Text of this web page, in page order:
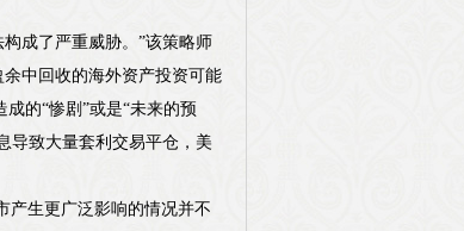
成了严重威胁。”该策略师
中回收的海外资产投资可能
的“惨剧”或是“未来的预
导致大量套利交易平仓，美
产生更广泛影响的情况并不